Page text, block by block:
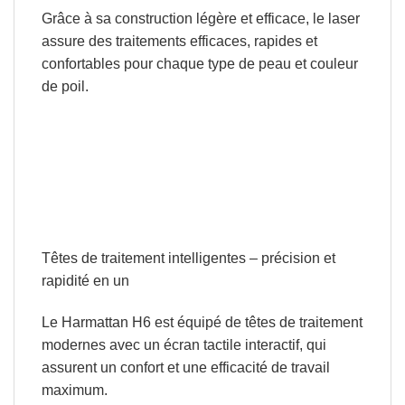
Grâce à sa construction légère et efficace, le laser
assure des traitements efficaces, rapides et
confortables pour chaque type de peau et couleur
de poil.
Têtes de traitement intelligentes – précision et
rapidité en un
Le Harmattan H6 est équipé de têtes de traitement
modernesavec un écran tactile interactif, qui
assurent un confort et une efficacité de travail
maximum.